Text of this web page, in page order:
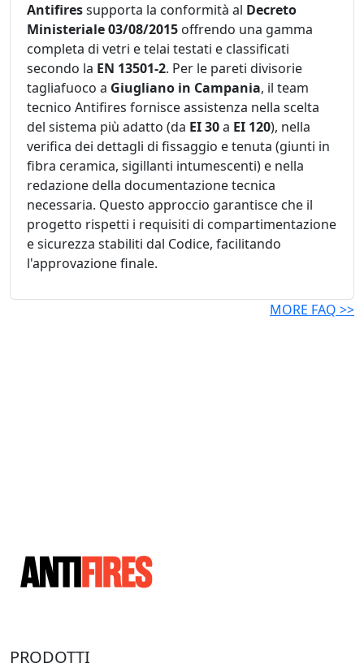
Antifiressupporta la conformità al Decreto
Ministeriale 03/08/2015 offrendo una gamma
completa di vetri e telai testati e classificati
secondo la EN 13501-2. Per le pareti divisorie
tagliafuoco a Giugliano in Campania, il team
tecnico Antifires fornisce assistenza nella scelta
del sistema più adatto (da EI 30a EI 120), nella
verifica dei dettagli di fissaggio e tenuta (giunti in
fibra ceramica, sigillanti intumescenti) e nella
redazione della documentazione tecnica
necessaria. Questo approccio garantisce che il
progetto rispetti i requisiti di compartimentazione
e sicurezza stabiliti dal Codice, facilitando
l'approvazione finale.
MORE FAQ >>
PRODOTTI